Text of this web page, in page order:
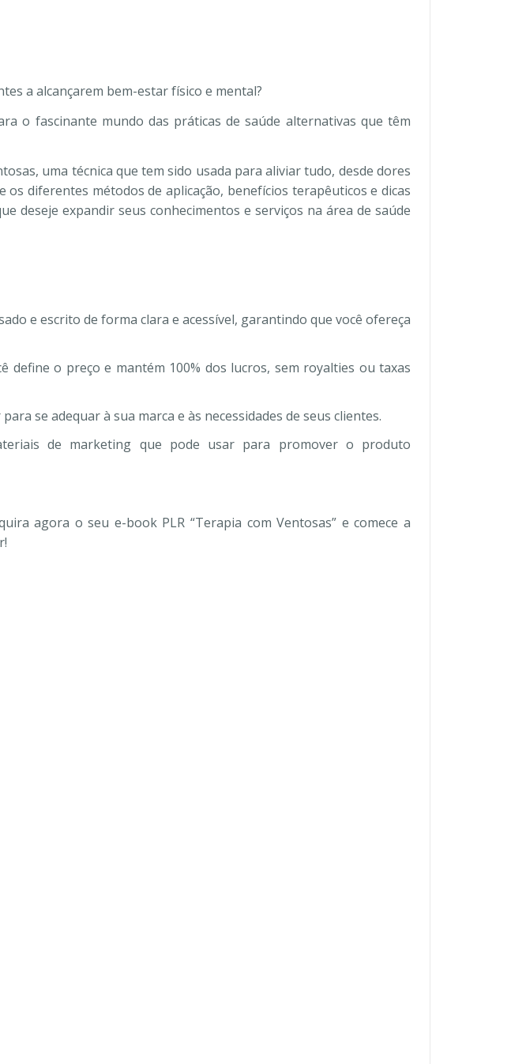
a alcançarem bem-estar físico e mental?
o fascinante mundo das práticas de saúde alternativas que têm
uma técnica que tem sido usada para aliviar tudo, desde dores
diferentes métodos de aplicação, benefícios terapêuticos e dicas
deseje expandir seus conhecimentos e serviços na área de saúde
e escrito de forma clara e acessível, garantindo que você ofereça
define o preço e mantém 100% dos lucros, sem royalties ou taxas
se adequar à sua marca e às necessidades de seus clientes.
de marketing que pode usar para promover o produto
agora o seu e-book PLR “Terapia com Ventosas” e comece a